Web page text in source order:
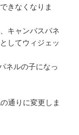
きなくなりま
キャンバスパネ
してウィジェッ
ネルの子になっ
通りに変更しま